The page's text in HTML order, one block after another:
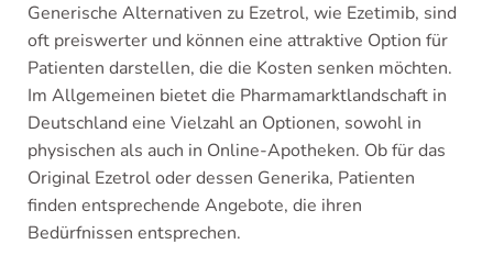
Generische Alternativen zu Ezetrol, wie Ezetimib, sind
oft preiswerter und können eine attraktive Option für
Patienten darstellen, die die Kosten senken möchten.
Im Allgemeinen bietet die Pharmamarktlandschaft in
Deutschland eine Vielzahl an Optionen, sowohl in
physischen als auch in Online-Apotheken. Ob für das
Original Ezetrol oder dessen Generika, Patienten
finden entsprechende Angebote, die ihren
Bedürfnissen entsprechen.